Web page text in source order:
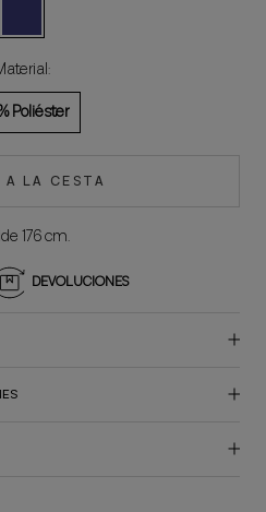
marino
Poliéster
A LA CESTA
176 cm.
DEVOLUCIONES